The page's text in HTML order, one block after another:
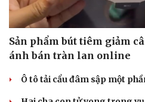
Sản phẩm bút tiêm giảm
ánh bán tràn lan online
Ô tô tải cẩu đâm sập một